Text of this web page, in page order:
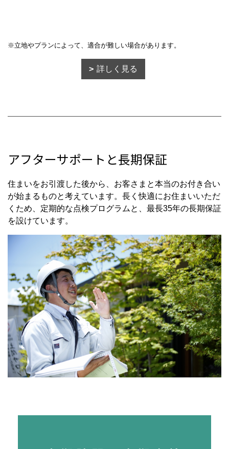
※立地やプランによって、適合が難しい場合があります。
詳しく見る
アフターサポートと長期保証
住まいをお引渡した後から、お客さまと本当のお付き合い
が始まるものと考えています。 長く快適にお住まいいただ
くため、定期的な点検プログラムと、最長35年の長期保証
を設けています。